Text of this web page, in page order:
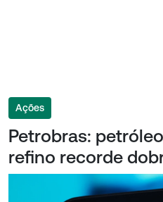
Ações
Petrobras:
refino recorde